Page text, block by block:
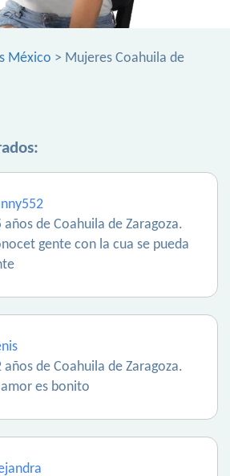
México > Mujeres Coahuila de
años de Coahuila de Zaragoza.
gente con la cua se pueda
años de Coahuila de Zaragoza.
es bonito